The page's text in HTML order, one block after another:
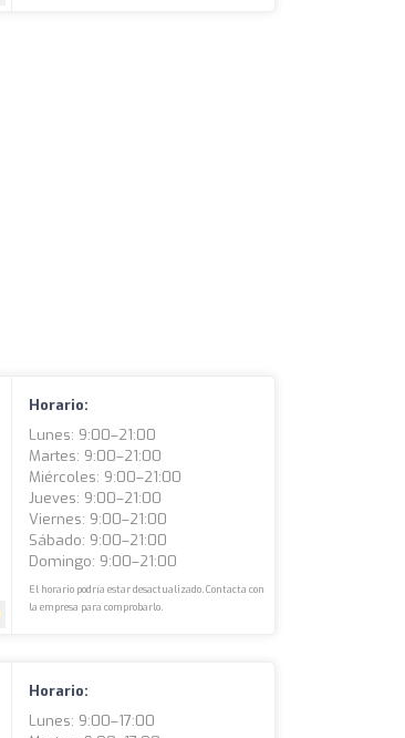
Horario:
Lunes: 9:00–21:00
Martes: 9:00–21:00
Miércoles: 9:00–21:00
Jueves: 9:00–21:00
Viernes: 9:00–21:00
Sábado: 9:00–21:00
Domingo: 9:00–21:00
El horario podría estar desactualizado. Contacta con
la empresa para comprobarlo.
Horario:
Lunes: 9:00–17:00